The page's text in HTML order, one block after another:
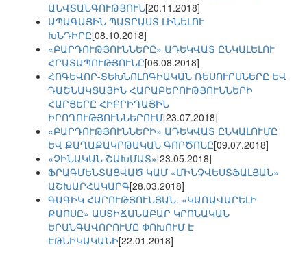
ԱՆՎՏԱՆԳՈՒԹՅՈՒՆ[20.11.2018]
ԱՊԱԳԱՅԻՆ ՊԱՏՐԱՍՏ ԼԻՆԵԼՈՒ
ԽՆԴԻՐԸ[08.10.2018]
«ԲԱՐԴՈՒԹՅՈՒՆՆԵՐԸ» ԱԴԵԿՎԱՏ ԸՆԿԱԼԵԼՈՒ
ՀՐԱՏԱՊՈՒԹՅՈՒՆԸ[06.08.2018]
ՀՈԳԵՎՈՐ-ՏԵԽՆՈԼՈԳԻԱԿԱՆ ՌԵՍՈՒՐՍՆԵՐԸ ԵՎ
ԴԱՇՆԱԿՑԱՅԻՆ ՀԱՐԱԲԵՐՈՒԹՅՈՒՆՆԵՐԻ
ՀԱՐՑԵՐԸ ՀԻԲՐԻԴԱՅԻՆ
ԻՐՈՂՈՒԹՅՈՒՆՆԵՐՈՒՄ[23.07.2018]
«ԲԱՐԴՈՒԹՅՈՒՆՆԵՐԻ» ԱԴԵԿՎԱՏ ԸՆԿԱԼՈՒՄԸ
ԵՎ ՔԱՂԱՔԱԿՐԹԱԿԱՆ ԳՈՐԾՈՆԸ[09.07.2018]
«ՉԻՆԱԿԱՆ ՇԱԽՄԱՏ»[23.05.2018]
ՖՐԱԳՄԵՆՏԱՑՎԱԾ ԿԱՄ «ՄԻՆՉՎԵՍՏՖԱԼՅԱՆ»
ԱՇԽԱՐՀԱԿԱՐԳ[28.03.2018]
ԳԱԳԻԿ ՀԱՐՈՒԹՅՈՒՆՅԱՆ. «ԿԱՌԱՎԱՐԵԼԻ
ՔԱՈՍԸ» ԱՍՏԻՃԱՆԱԲԱՐ ԿՐՈՆԱԿԱՆ
ԵՐԱՆԳԱՎՈՐՈՒՄԸ ՓՈԽՈՒՄ Է
ԷԹՆԻԿԱԿԱՆԻ[22.01.2018]